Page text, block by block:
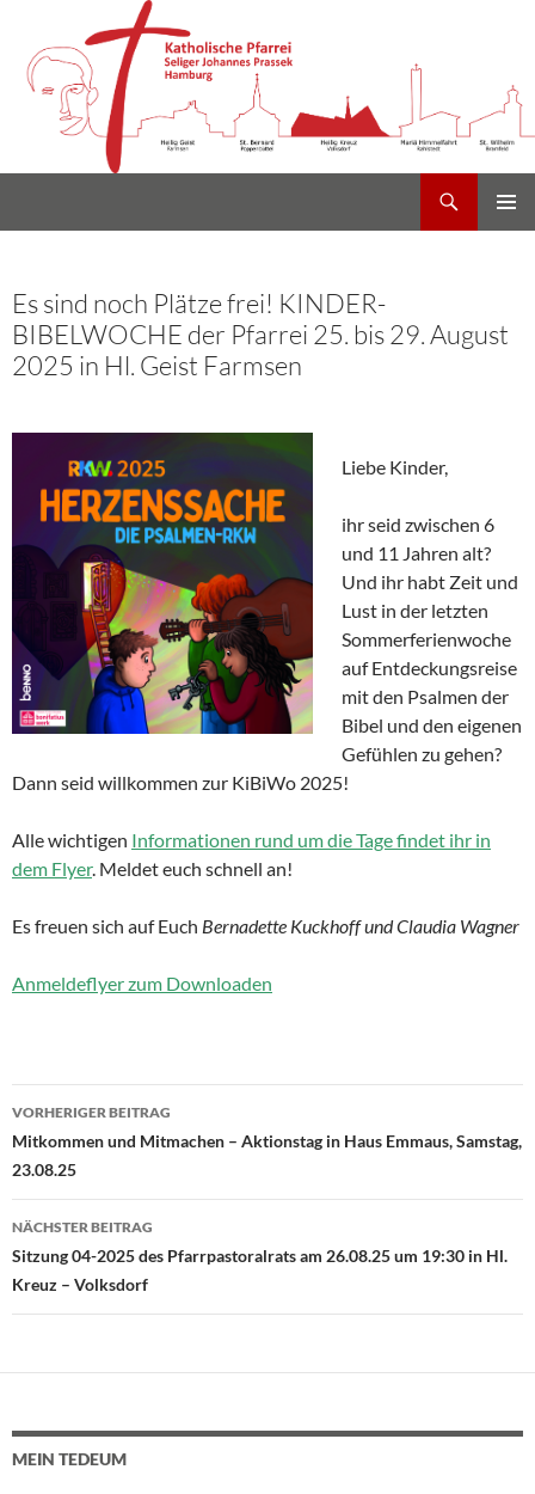
Es sind noch Plätze frei! KINDER-
BIBELWOCHE der Pfarrei 25. bis 29. August
2025 in Hl. Geist Farmsen
Liebe Kinder,
ihr seid zwischen 6
und 11 Jahren alt?
Und ihr habt Zeit und
Lust in der letzten
Sommerferienwoche
auf Entdeckungsreise
mit den Psalmen der
Bibel und den eigenen
Gefühlen zu gehen?
Dann seid willkommen zur KiBiWo 2025!
Alle wichtigen Informationen rund um die Tage findet ihr in
dem Flyer. Meldet euch schnell an!
Es freuen sich auf Euch Bernadette Kuckhoff und Claudia Wagner
Anmeldeflyer zum Downloaden
Beitragsnavigation
VORHERIGER BEITRAG
Mitkommen und Mitmachen – Aktionstag in Haus Emmaus, Samstag,
23.08.25
NÄCHSTER BEITRAG
Sitzung 04-2025 des Pfarrpastoralrats am 26.08.25 um 19:30 in Hl.
Kreuz – Volksdorf
MEIN TEDEUM